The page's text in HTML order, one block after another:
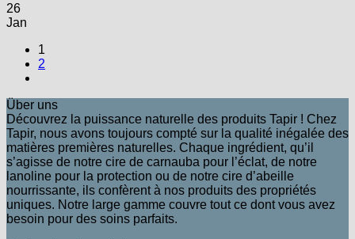
26
Jan
1
2
Über uns
Découvrez la puissance naturelle des produits Tapir ! Chez
Tapir, nous avons toujours compté sur la qualité inégalée des
matières premières naturelles. Chaque ingrédient, qu’il
s’agisse de notre cire de carnauba pour l’éclat, de notre
lanoline pour la protection ou de notre cire d’abeille
nourrissante, ils confèrent à nos produits des propriétés
uniques. Notre large gamme couvre tout ce dont vous avez
besoin pour des soins parfaits.